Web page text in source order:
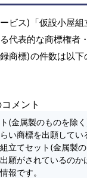
ビス)「仮設小屋
代表的な商標権者
商標)の件数は以下
メント
(金属製のものを除
い商標を出願してい
立てセット(金属製
願がされているのか
報です。